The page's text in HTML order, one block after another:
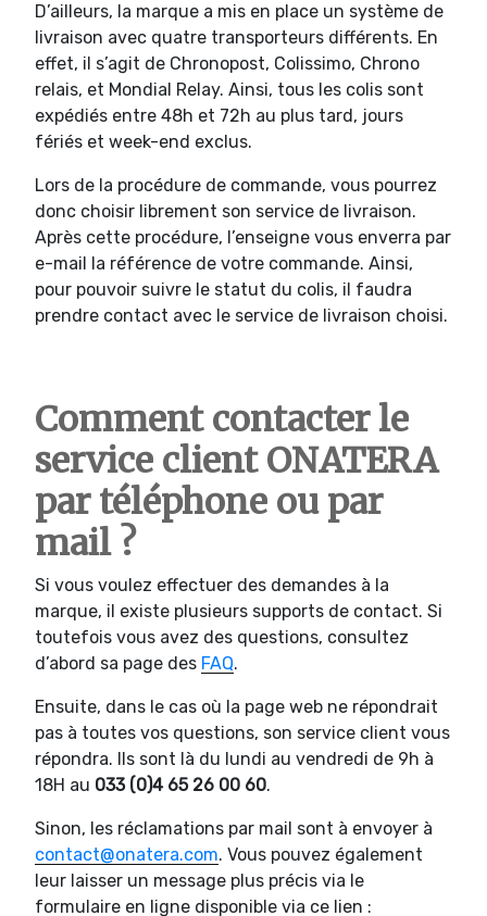
D’ailleurs, la marque a mis en place un système de
livraison avec quatre transporteurs différents. En
effet, il s’agit de Chronopost, Colissimo, Chrono
relais, et Mondial Relay. Ainsi, tous les colis sont
expédiés entre 48h et 72h au plus tard, jours
fériés et week-end exclus.
Lors de la procédure de commande, vous pourrez
donc choisir librement son service de livraison.
Après cette procédure, l’enseigne vous enverra par
e-mail la référence de votre commande. Ainsi,
pour pouvoir suivre le statut du colis, il faudra
prendre contact avec le service de livraison choisi.
Comment contacter le
service client ONATERA
par téléphone ou par
mail ?
Si vous voulez effectuer des demandes à la
marque, il existe plusieurs supports de contact. Si
toutefois vous avez des questions, consultez
d’abord sa page des FAQ.
Ensuite, dans le cas où la page web ne répondrait
pas à toutes vos questions, son service client vous
répondra. Ils sont là du lundi au vendredi de 9h à
18H au 033 (0)4 65 26 00 60.
Sinon, les réclamations par mail sont à envoyer à
contact@onatera.com. Vous pouvez également
leur laisser un message plus précis via le
formulaire en ligne disponible via ce lien :